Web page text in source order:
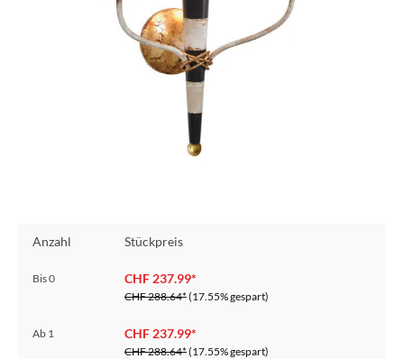
Anzahl Stückpreis
Bis0 CHF 237.99*
CHF 288.64*(17.55% gespart)
Ab 1 CHF 237.99*
CHF 288.64*(17.55% gespart)